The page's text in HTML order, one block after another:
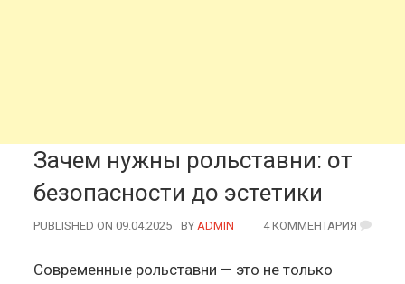
Зачем нужны рольставни: от
безопасности до эстетики
PUBLISHED ON 09.04.2025 BY AUTHOR
ADMIN 4 КОММЕНТАРИЯ
Современные рольставни — это не только